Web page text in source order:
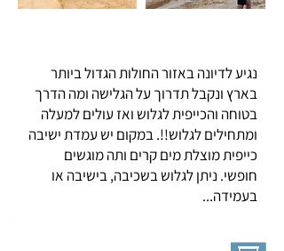
נגיע לדיונה באזור החולות הגדול ביותר
בארץ ונקבל תדרוך על הגלישה ומה הדרך
בטוחה והכייפית לגלוש ואז עולים למעלה
ומתחילים לגלוש!!. במקום יש עמדת ישיבה
כייפית מוצלת מים קרים ותה מוגשים
חופשי. ניתן לגלוש בשכיבה, בישיבה או
בעמידה...